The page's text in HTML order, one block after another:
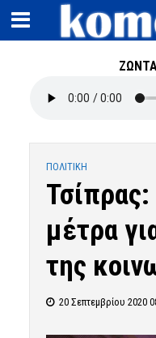
ΠΟΛΙΤΙΚΗ
μέτρα
της
20 Σεπτεμβρίου 2020